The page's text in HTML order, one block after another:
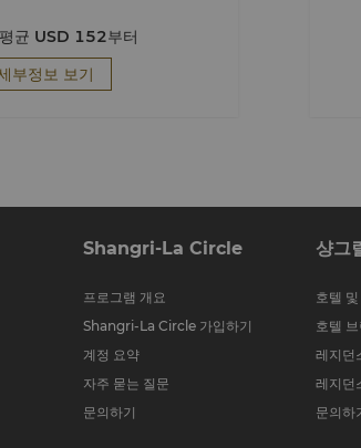
균 USD 152부터
부정보 보기
Shangri-La Circle
프로그램 개요
Shangri-La Circle 가입하기
계정 요약
자주 묻는 질문
문의하기
샹그
호텔
호텔
레지던
레지던
문의하